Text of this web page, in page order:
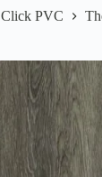
Click PVC